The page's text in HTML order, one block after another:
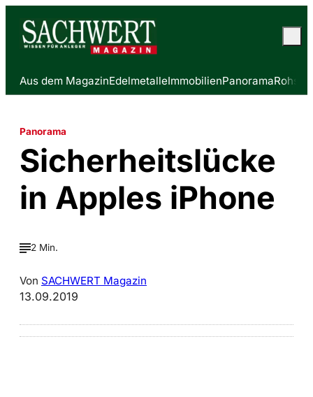
Aus dem MagazinEdelmetalleImmobilienPanorama
Panorama
Sicherheitslücke
in Apples iPhone
2 Min.
Von SACHWERT Magazin
13.09.2019